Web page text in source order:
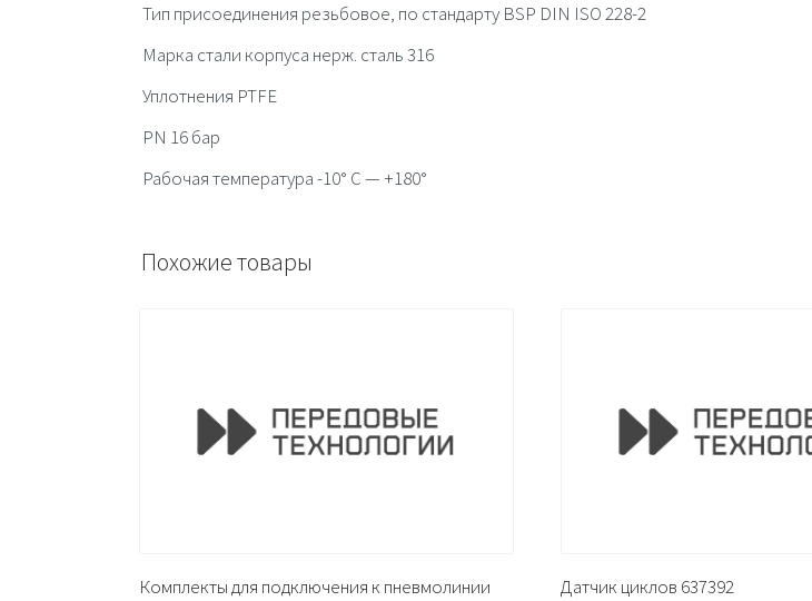
Тип присоединения резьбовое, по стандарту BSP DIN ISO 228-2
Марка стали корпуса нерж. сталь 316
Уплотнения PTFE
PN 16 бар
Рабочая температура -10° C — +180°
Похожие товары
Комплекты для подключения к пневмолинии
Датчик циклов 637392